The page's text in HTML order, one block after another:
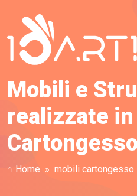
Mobili e
realizzate in
⌂ Home mobili cartongesso